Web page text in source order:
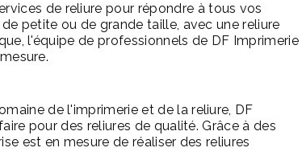
de reliure pour répondre à tous vos
petite ou de grande taille, avec une reliure
l'équipe de professionnels de DF Imprimerie
de l'imprimerie et de la reliure, DF
pour des reliures de qualité. Grâce à des
est en mesure de réaliser des reliures